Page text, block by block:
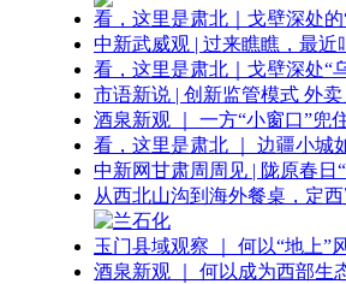
看，这里是肃北｜戈壁深处
中新武威观 | 过来瞧瞧，最近
看，这里是肃北｜戈壁深处“
市语新说 | 创新监管模式 外
酒泉新观 ｜ 一方“小窗口”兜
看，这里是肃北 ｜ 边疆小城
中新网甘肃周周见 | 陇原春日
从西北山沟到海外餐桌，定
玉门县域观察 ｜ 何以“地上”
酒泉新观 ｜ 何以成为西部生